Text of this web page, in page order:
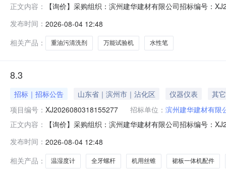
正文内容：
【询价】采购组织：滨州建华建材有限公司招标编号：
水性笔40.0支询价化工材料*FKD-835D*重油污清洗剂
发布时间： 2026-08-04 12:48
相关产品：
重油污清洗剂 万能试验机 水性笔
8.3
招标｜招标公告 山东省｜滨州市｜沾化区 仪器仪表
其它
项目编号： XJ2026080318155277 招标单位： 滨州建华建材有限
正文内容：
【询价】采购组织：滨州建华建材有限公司招标编号：
机*包检温湿度计（含报告）2.0个询价全牙螺杆*M162.0
发布时间： 2026-08-04 12:48
相关产品：
温湿度计 全牙螺杆 机用丝锥 裙板一体机配件